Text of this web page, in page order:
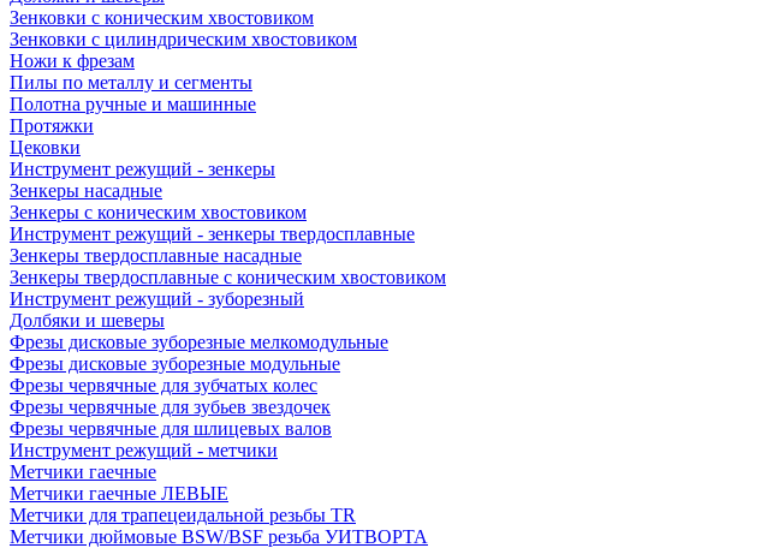
Зенковки с коническим хвостовиком
Зенковки с цилиндрическим хвостовиком
Ножи к фрезам
Пилы по металлу и сегменты
Полотна ручные и машинные
Протяжки
Цековки
Инструмент режущий - зенкеры
Зенкеры насадные
Зенкеры с коническим хвостовиком
Инструмент режущий - зенкеры твердосплавные
Зенкеры твердосплавные насадные
Зенкеры твердосплавные с коническим хвостовиком
Инструмент режущий - зуборезный
Долбяки и шеверы
Фрезы дисковые зуборезные мелкомодульные
Фрезы дисковые зуборезные модульные
Фрезы червячные для зубчатых колес
Фрезы червячные для зубьев звездочек
Фрезы червячные для шлицевых валов
Инструмент режущий - метчики
Метчики гаечные
Метчики гаечные ЛЕВЫЕ
Метчики для трапецеидальной резьбы TR
Метчики дюймовые BSW/BSF резьба УИТВОРТА